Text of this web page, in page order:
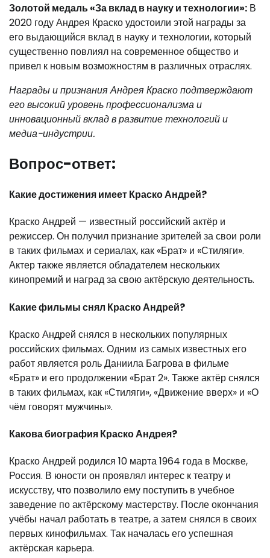
Золотой медаль «За вклад в науку и технологии»: В
2020 году Андрея Краско удостоили этой награды за
его выдающийся вклад в науку и технологии, который
существенно повлиял на современное общество и
привел к новым возможностям в различных отраслях.
Награды и признания Андрея Краско подтверждают
его высокий уровень профессионализма и
инновационный вклад в развитие технологий и
медиа-индустрии.
Вопрос-ответ:
Какие достижения имеет Краско Андрей?
Краско Андрей — известный российский актёр и
режиссер. Он получил признание зрителей за свои роли
в таких фильмах и сериалах, как «Брат» и «Стиляги».
Актер также является обладателем нескольких
кинопремий и наград за свою актёрскую деятельность.
Какие фильмы снял Краско Андрей?
Краско Андрей снялся в нескольких популярных
российских фильмах. Одним из самых известных его
работ является роль Даниила Багрова в фильме
«Брат» и его продолжении «Брат 2». Также актёр снялся
в таких фильмах, как «Стиляги», «Движение вверх» и «О
чём говорят мужчины».
Какова биография Краско Андрея?
Краско Андрей родился 10 марта 1964 года в Москве,
Россия. В юности он проявлял интерес к театру и
искусству, что позволило ему поступить в учебное
заведение по актёрскому мастерству. После окончания
учёбы начал работать в театре, а затем снялся в своих
первых кинофильмах. Так началась его успешная
актёрская карьера.